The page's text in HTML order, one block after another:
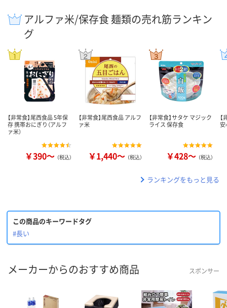
アルファ米/保存食 麺類の売れ筋ランキン
グ
【非常食】尾西食品 5年保
存 携帯おにぎり（アルフ
ァ米）
￥390～ （税込）
【非常食】尾西食品 アルフ
ァ米
￥1,440～ （税込）
【非常食】サタケ マジック
ライス 保存食
￥428～ （税込）
安
ランキングをもっと見る
この商品のキーワードタグ
#長い
メーカーからのおすすめ商品 スポンサー